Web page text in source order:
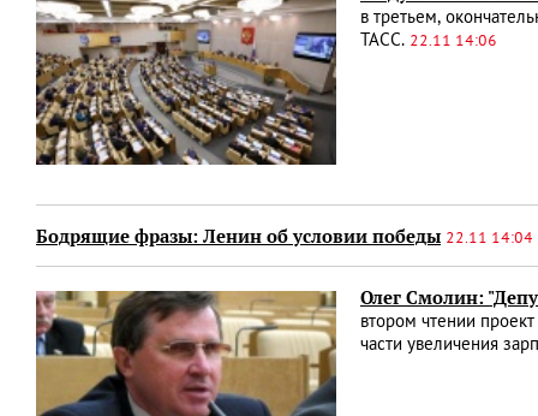
в третьем,
ТАСС. 22.11 14:06
Бодрящие фразы: Ленин об условии победы 22.11 14:04
Олег Смолин:
втором чтении
части увеличения